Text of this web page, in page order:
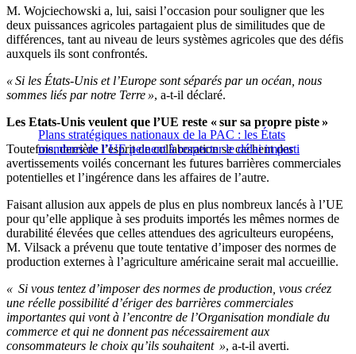
M. Wojciechowski a, lui, saisi l’occasion pour souligner que les
deux puissances agricoles partagaient plus de similitudes que de
différences, tant au niveau de leurs systèmes agricoles que des défis
auxquels ils sont confrontés.
« Si les États-Unis et l’Europe sont séparés par un océan, nous
sommes liés par notre Terre », a-t-il déclaré.
Plans stratégiques nationaux de la PAC : les États
membres de l’UE peinent à respecter le délai imparti
Les Etats-Unis veulent que l’UE reste « sur sa propre piste »
Toutefois, derrière l’esprit de collaboration se cachent des
avertissements voilés concernant les futures barrières commerciales
potentielles et l’ingérence dans les affaires de l’autre.
Faisant allusion aux appels de plus en plus nombreux lancés à l’UE
pour qu’elle applique à ses produits importés les mêmes normes de
durabilité élevées que celles attendues des agriculteurs européens,
M. Vilsack a prévenu que toute tentative d’imposer des normes de
production externes à l’agriculture américaine serait mal accueillie.
« Si vous tentez d’imposer des normes de production, vous créez
une réelle possibilité d’ériger des barrières commerciales
importantes qui vont à l’encontre de l’Organisation mondiale du
commerce et qui ne donnent pas nécessairement aux
consommateurs le choix qu’ils souhaitent », a-t-il averti.